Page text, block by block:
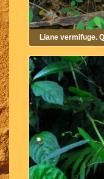
Liane vermifuge.